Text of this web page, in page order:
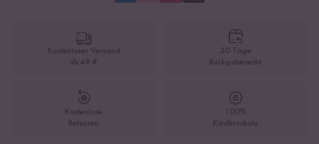
Kostenloser Versand
ab 49 €
30 Tage
Rückgaberecht
Kostenlose
Retouren
100%
Käuferschutz